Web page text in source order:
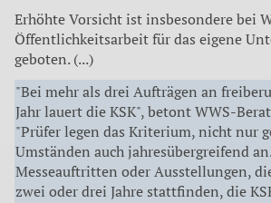
Erhöhte Vorsicht ist insbesondere bei
Öffentlichkeitsarbeit für das eigene
geboten. (...)
"Bei mehr als drei Aufträgen an
Jahr lauert die KSK", betont WWS-
"Prüfer legen das Kriterium, nicht nur
Umständen auch jahresübergreifend
Messeauftritten oder Ausstellungen,
zwei oder drei Jahre stattfinden, die